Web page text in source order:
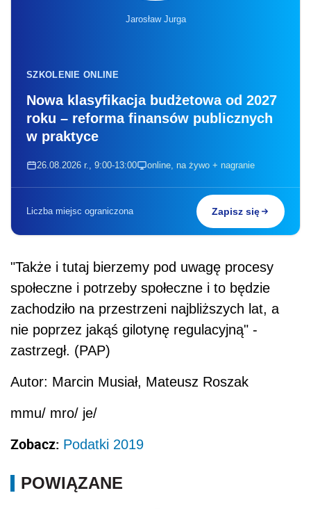
Jarosław Jurga
SZKOLENIE ONLINE
Nowa klasyfikacja budżetowa od 2027
roku – reforma finansów publicznych
w praktyce
26.08.2026 r., 9:00-13:00 online, na żywo + nagranie
Liczba miejsc ograniczona Zapisz się
"Także i tutaj bierzemy pod uwagę procesy
społeczne i potrzeby społeczne i to będzie
zachodziło na przestrzeni najbliższych lat, a
nie poprzez jakąś gilotynę regulacyjną" -
zastrzegł. (PAP)
Autor: Marcin Musiał, Mateusz Roszak
mmu/ mro/ je/
Zobacz: Podatki 2019
POWIĄZANE